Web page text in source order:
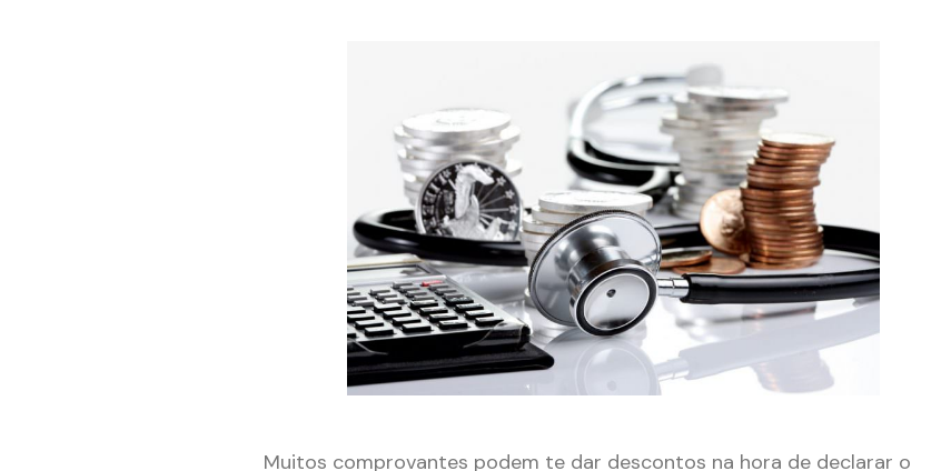
Muitos comprovantes podem te dar descontos na hora de declarar o